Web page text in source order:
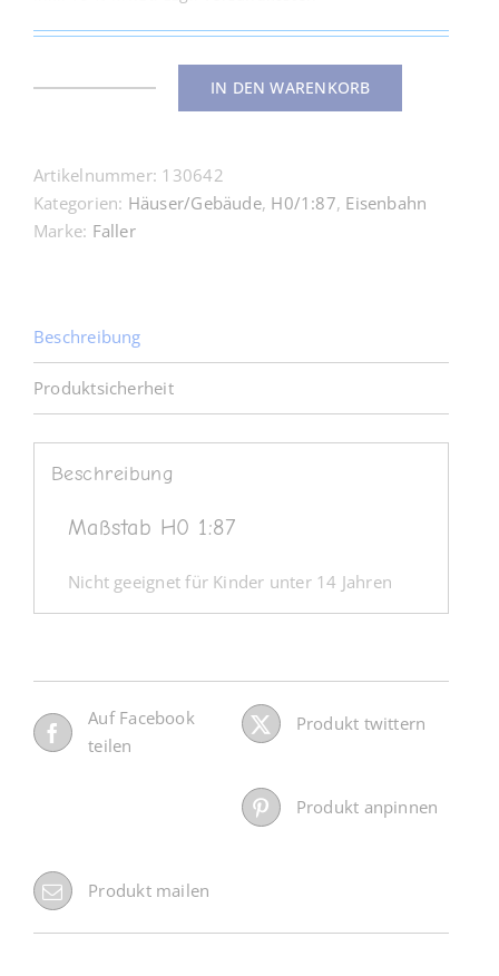
Plattendach
Menge
IN DEN WARENKORB
Artikelnummer: 130642
Kategorien: Häuser/Gebäude, H0/1:87, Eisenbahn
Marke: Faller
Beschreibung
Produktsicherheit
Beschreibung
Maßstab H0 1:87
Nicht geeignet für Kinder unter 14 Jahren
Auf Facebook
teilen
Produkt twittern
Produkt anpinnen
Produkt mailen